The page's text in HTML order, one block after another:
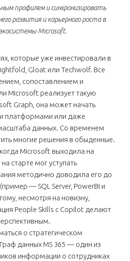
профилем и синхронизировать
развития и карьерного роста в
Microsoft.
которые уже инвестировали в
Gloat или Techwolf. Все
сопоставлением и
Microsoft реализует такую
Graph, она может начать
платформами или даже
данных. Со временем
многие решения в обыденные.
Microsoft выходила на
старте мог уступать
методично доводила его до
— SQL Server, PowerBI и
несмотря на новизну,
People Skills с Copilot делают
о стратегическом
данных MS 365 — один из
информации о сотрудниках